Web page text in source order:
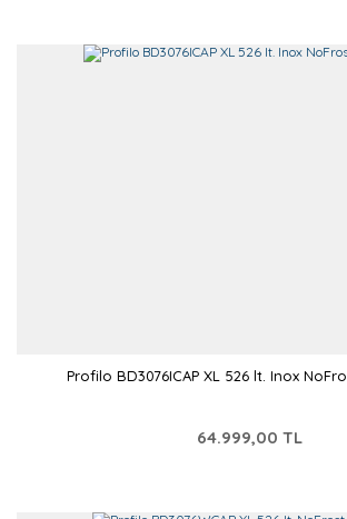
Profilo BD3076ICAP XL 526 lt. Inox
64.999,00 TL